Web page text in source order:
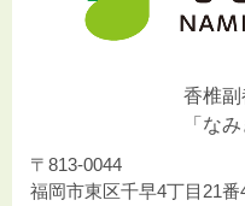
香椎
「な
〒813-0044
福岡市東区千早4丁目21番